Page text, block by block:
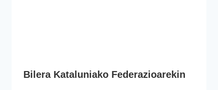
Bilera Kataluniako Federazioarekin